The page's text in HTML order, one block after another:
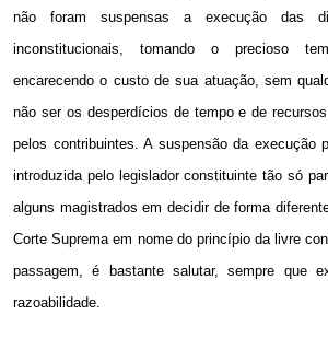
não foram suspensas a execução das
inconstitucionais, tomando o precioso
encarecendo o custo de sua atuação, sem
não ser os desperdícios de tempo e de
pelos contribuintes. A suspensão da execução
introduzida pelo legislador constituinte tão só
alguns magistrados em decidir de forma
Corte Suprema em nome do princípio da livre
passagem, é bastante salutar, sempre que
razoabilidade.